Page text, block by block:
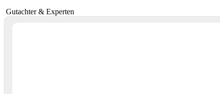
Gutachter & Experten